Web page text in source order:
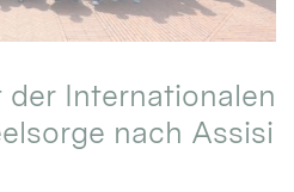
Internationalen
nach Assisi